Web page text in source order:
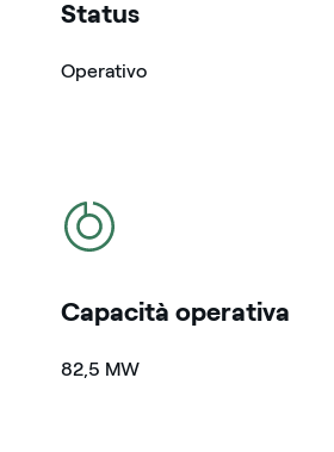
Status
Operativo
icona
Capacità operativa
82,5 MW